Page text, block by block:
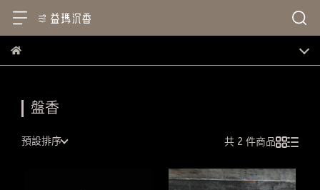
盤香
預設排序 共 2 件商品